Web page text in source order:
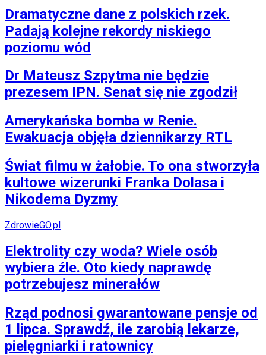
Dramatyczne dane z polskich rzek.
Padają kolejne rekordy niskiego
poziomu wód
Dr Mateusz Szpytma nie będzie
prezesem IPN. Senat się nie zgodził
Amerykańska bomba w Renie.
Ewakuacja objęła dziennikarzy RTL
Świat filmu w żałobie. To ona stworzyła
kultowe wizerunki Franka Dolasa i
Nikodema Dyzmy
ZdrowieGO.pl
Elektrolity czy woda? Wiele osób
wybiera źle. Oto kiedy naprawdę
potrzebujesz minerałów
Rząd podnosi gwarantowane pensje od
1 lipca. Sprawdź, ile zarobią lekarze,
pielęgniarki i ratownicy